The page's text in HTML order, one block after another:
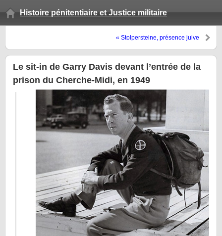
Histoire pénitentiaire et Justice militaire
« Stolpersteine, présence juive
(actes du colloque…)
Le sit-in de Garry Davis devant l’entrée de la
prison du Cherche-Midi, en 1949